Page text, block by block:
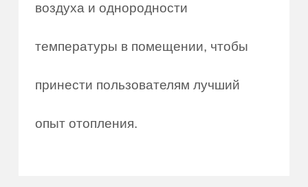
воздуха и однородности
температуры в помещении, чтобы
принести пользователям лучший
опыт отопления.